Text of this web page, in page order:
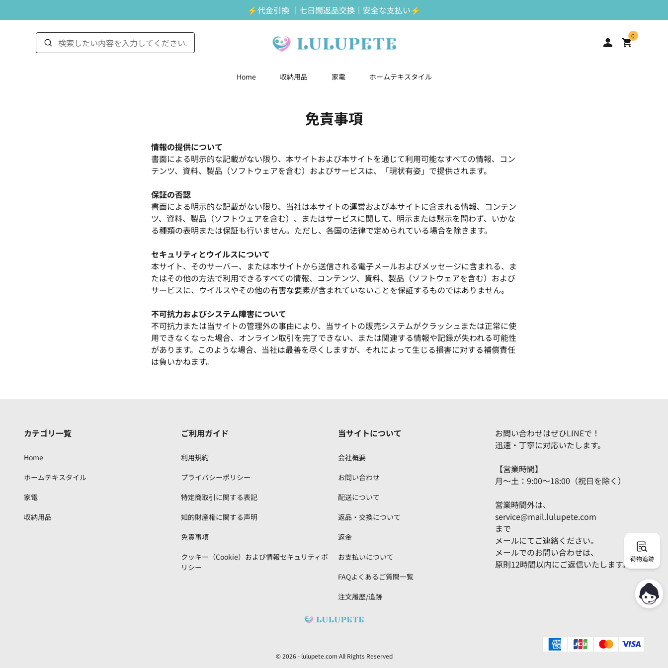
⚡️代金引換 ｜七日間返品交換｜安全な支払い⚡️
0
Home 収納用品 家電 ホームテキスタイル
免責事項
情報の提供について
書面による明示的な記載がない限り、本サイトおよび本サイトを通じて利用可能なすべての情報、コン
テンツ、資料、製品（ソフトウェアを含む）およびサービスは、「現状有姿」で提供されます。
保証の否認
書面による明示的な記載がない限り、当社は本サイトの運営および本サイトに含まれる情報、コンテン
ツ、資料、製品（ソフトウェアを含む）、またはサービスに関して、明示または黙示を問わず、いかな
る種類の表明または保証も行いません。ただし、各国の法律で定められている場合を除きます。
セキュリティとウイルスについて
本サイト、そのサーバー、または本サイトから送信される電子メールおよびメッセージに含まれる、ま
たはその他の方法で利用できるすべての情報、コンテンツ、資料、製品（ソフトウェアを含む）および
サービスに、ウイルスやその他の有害な要素が含まれていないことを保証するものではありません。
不可抗力およびシステム障害について
不可抗力または当サイトの管理外の事由により、当サイトの販売システムがクラッシュまたは正常に使
用できなくなった場合、オンライン取引を完了できない、または関連する情報や記録が失われる可能性
があります。このような場合、当社は最善を尽くしますが、それによって生じる損害に対する補償責任
は負いかねます。
荷物追跡
カテゴリ一覧
Home
ホームテキスタイル
家電
収納用品
ご利用ガイド
利用規約
プライバシーポリシー
特定商取引に関する表記
知的財産権に関する声明
免責事項
クッキー（Cookie）および情報セキュリティポ
リシー
当サイトについて
会社概要
お問い合わせ
配送について
返品・交換について
返金
お支払いについて
FAQよくあるご質問一覧
注文履歷/追跡
お問い合わせはぜひLINEで！
迅速・丁寧に対応いたします。
【営業時間】
月～土：9:00～18:00（祝日を除く）
営業時間外は、
service@mail.lulupete.com
まで
メールにてご連絡ください。
メールでのお問い合わせは、
原則12時間以内にご返信いたします。
© 2026 - lulupete.com All Rights Reserved